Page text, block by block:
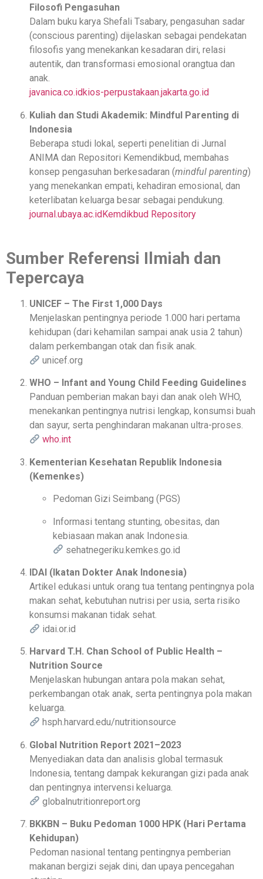
Filosofi Pengasuhan
Dalam buku karya Shefali Tsabary, pengasuhan sadar
(conscious parenting) dijelaskan sebagai pendekatan
filosofis yang menekankan kesadaran diri, relasi
autentik, dan transformasi emosional orangtua dan
anak.
javanica.co.id kios-perpustakaan.jakarta.go.id
Kuliah dan Studi Akademik: Mindful Parenting di
Indonesia
Beberapa studi lokal, seperti penelitian di Jurnal
ANIMA dan Repositori Kemendikbud, membahas
konsep pengasuhan berkesadaran (mindful parenting)
yang menekankan empati, kehadiran emosional, dan
keterlibatan keluarga besar sebagai pendukung.
journal.ubaya.ac.idKemdikbud Repository
Sumber Referensi Ilmiah dan
Tepercaya
UNICEF – The First 1,000 Days
Menjelaskan pentingnya periode 1.000 hari pertama
kehidupan (dari kehamilan sampai anak usia 2 tahun)
dalam perkembangan otak dan fisik anak.
unicef.org
WHO – Infant and Young Child Feeding Guidelines
Panduan pemberian makan bayi dan anak oleh WHO,
menekankan pentingnya nutrisi lengkap, konsumsi buah
dan sayur, serta penghindaran makanan ultra-proses.
who.int
Kementerian Kesehatan Republik Indonesia
(Kemenkes)
Pedoman Gizi Seimbang (PGS)
Informasi tentang stunting, obesitas, dan
kebiasaan makan anak Indonesia.
sehatnegeriku.kemkes.go.id
IDAI (Ikatan Dokter Anak Indonesia)
Artikel edukasi untuk orang tua tentang pentingnya pola
makan sehat, kebutuhan nutrisi per usia, serta risiko
konsumsi makanan tidak sehat.
idai.or.id
Harvard T.H. Chan School of Public Health –
Nutrition Source
Menjelaskan hubungan antara pola makan sehat,
perkembangan otak anak, serta pentingnya pola makan
keluarga.
hsph.harvard.edu/nutritionsource
Global Nutrition Report 2021–2023
Menyediakan data dan analisis global termasuk
Indonesia, tentang dampak kekurangan gizi pada anak
dan pentingnya intervensi keluarga.
globalnutritionreport.org
BKKBN – Buku Pedoman 1000 HPK (Hari Pertama
Kehidupan)
Pedoman nasional tentang pentingnya pemberian
makanan bergizi sejak dini, dan upaya pencegahan